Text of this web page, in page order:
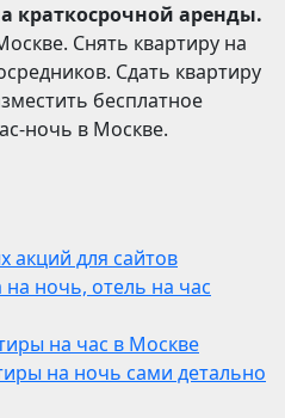
краткосрочной аренды.
Снять квартиру на
Сдать квартиру
бесплатное
ночь в Москве.
акций для сайтов
на ночь, отель на час
на час в Москве
на ночь сами детально